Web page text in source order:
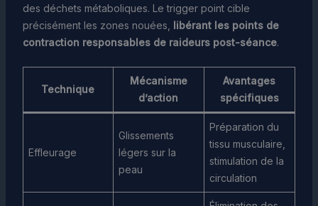
des déchets métaboliques. Le trigger point cible
précisément les zones nouées, libérant les points de
contraction responsables de raideurs post-séance.
Technique
Mécanisme
d’action
Avantages
spécifiques
Effleurage
Glissements
légers sur la
peau
Préparation du
tissu musculaire,
stimulation de la
circulation